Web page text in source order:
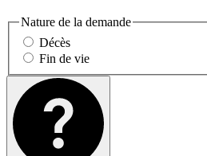
Nature de la demande
Décès
Fin de vie